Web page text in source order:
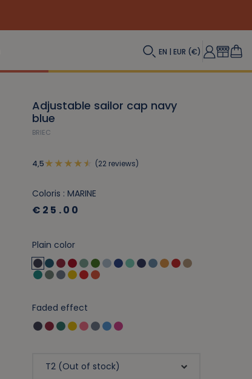
EN | EUR (€)
Adjustable sailor cap navy
blue
BRIEC
4,5 (22 reviews)
Coloris : MARINE
€25.00
Plain color
Faded effect